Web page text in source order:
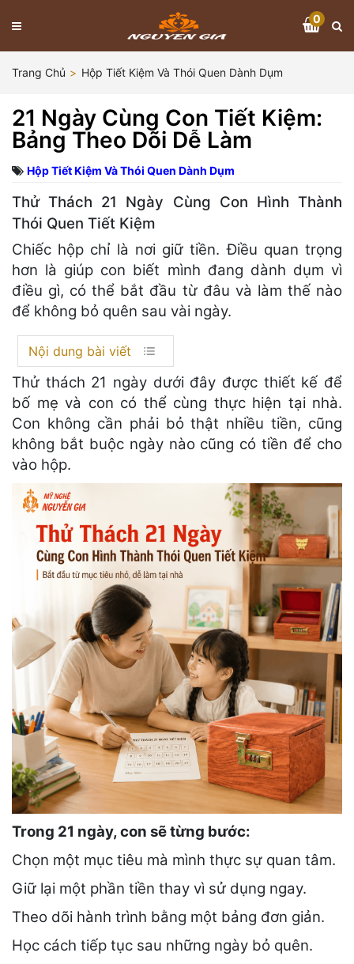
0
Trang Chủ Hộp Tiết Kiệm Và Thói Quen Dành Dụm
21 Ngày Cùng Con Tiết Kiệm:
Bảng Theo Dõi Dễ Làm
Hộp Tiết Kiệm Và Thói Quen Dành Dụm
Thử Thách 21 Ngày Cùng Con Hình Thành
Thói Quen Tiết Kiệm
Chiếc hộp chỉ là nơi giữ tiền. Điều quan trọng
hơn là giúp con biết mình đang dành dụm vì
điều gì, có thể bắt đầu từ đâu và làm thế nào
để không bỏ quên sau vài ngày.
Nội dung bài viết
Thử thách 21 ngày dưới đây được thiết kế để
bố mẹ và con có thể cùng thực hiện tại nhà.
Con không cần phải bỏ thật nhiều tiền, cũng
không bắt buộc ngày nào cũng có tiền để cho
vào hộp.
Trong 21 ngày, con sẽ từng bước:
Chọn một mục tiêu mà mình thực sự quan tâm.
Giữ lại một phần tiền thay vì sử dụng ngay.
Theo dõi hành trình bằng một bảng đơn giản.
Học cách tiếp tục sau những ngày bỏ quên.